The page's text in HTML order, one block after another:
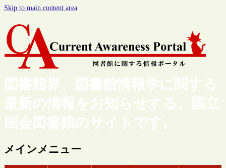
Skip to main content area
図書館界、図書館情報学に関する
最新の情報をお知らせする、国立
国会図書館のサイトです。
メインメニュー